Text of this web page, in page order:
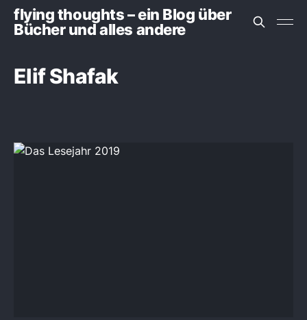
flying thoughts – ein Blog über
Bücher und alles andere
Elif Shafak